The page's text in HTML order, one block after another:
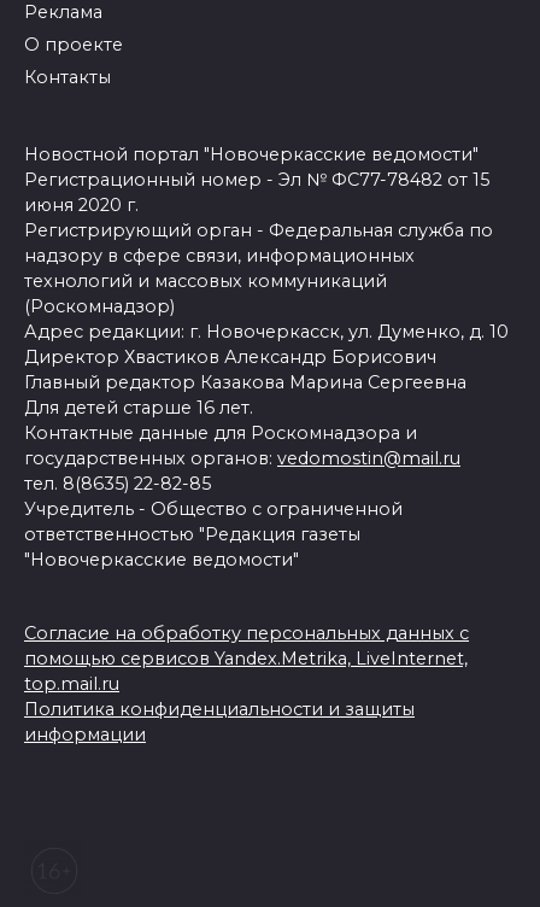
Реклама
О проекте
Контакты
Новостной портал "Новочеркасские ведомости"
Регистрационный номер - Эл № ФС77-78482 от 15
июня 2020 г.
Регистрирующий орган - Федеральная служба по
надзору в сфере связи, информационных
технологий и массовых коммуникаций
(Роскомнадзор)
Адрес редакции: г. Новочеркасск, ул. Думенко, д. 10
Директор Хвастиков Александр Борисович
Главный редактор Казакова Марина Сергеевна
Для детей старше 16 лет.
Контактные данные для Роскомнадзора и
государственных органов: vedomostin@mail.ru
тел. 8(8635) 22-82-85
Учредитель - Общество с ограниченной
ответственностью "Редакция газеты
"Новочеркасские ведомости"
Согласие на обработку персональных данных с
помощью сервисов Yandex.Metrika, LiveInternet,
top.mail.ru
Политика конфиденциальности и защиты
информации